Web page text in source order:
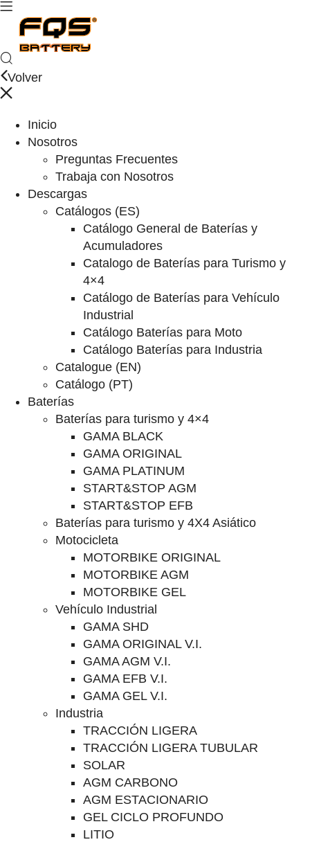
Volver
Inicio
Nosotros
Preguntas Frecuentes
Trabaja con Nosotros
Descargas
Catálogos (ES)
Catálogo General de Baterías y
Acumuladores
Catalogo de Baterías para Turismo y
4×4
Catálogo de Baterías para Vehículo
Industrial
Catálogo Baterías para Moto
Catálogo Baterías para Industria
Catalogue (EN)
Catálogo (PT)
Baterías
Baterías para turismo y 4×4
GAMA BLACK
GAMA ORIGINAL
GAMA PLATINUM
START&STOP AGM
START&STOP EFB
Baterías para turismo y 4X4 Asiático
Motocicleta
MOTORBIKE ORIGINAL
MOTORBIKE AGM
MOTORBIKE GEL
Vehículo Industrial
GAMA SHD
GAMA ORIGINAL V.I.
GAMA AGM V.I.
GAMA EFB V.I.
GAMA GEL V.I.
Industria
TRACCIÓN LIGERA
TRACCIÓN LIGERA TUBULAR
SOLAR
AGM CARBONO
AGM ESTACIONARIO
GEL CICLO PROFUNDO
LITIO